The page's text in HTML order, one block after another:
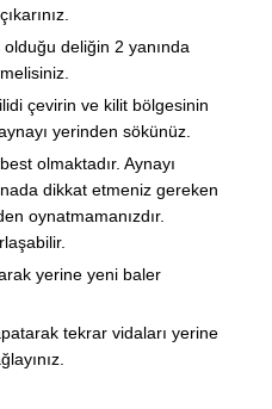
deliğin 2 yanında
çevirin ve kilit bölgesinin
yerinden sökünüz.
olmaktadır. Aynayı
dikkat etmeniz gereken
oynatmamanızdır.
yerine yeni baler
tekrar vidaları yerine